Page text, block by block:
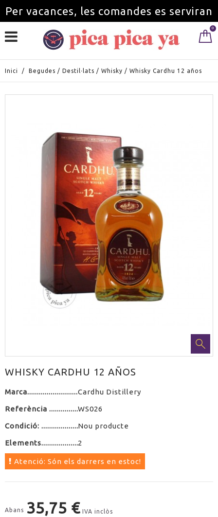
Per vacances, les comandes es serviran
a partir de l'1 de setembre.
0
Inici / Begudes / Destil·lats / Whisky / Whisky Cardhu 12 años
WHISKY CARDHU 12 AÑOS
Marca Cardhu Distillery
Referència WS026
Condició: Nou producte
Elements 2
Atenció: Són els darrers en estoc!
Abans 35,75 € IVA inclòs